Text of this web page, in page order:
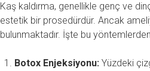
Kaş kaldırma, genellikle genç ve
estetik bir prosedürdür. Ancak
bulunmaktadır. İşte bu yöntemlerden
Botox Enjeksiyonu:Yüzdeki